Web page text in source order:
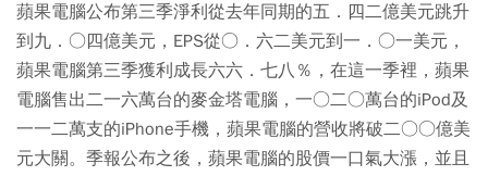
蘋果電腦公布第三季淨利從去年同期的五．四二億美元跳升
到九．○四億美元，EPS從○．六二美元到一．○一美元，
蘋果電腦第三季獲利成長六六．七八％，在這一季裡，蘋果
電腦售出二一六萬台的麥金塔電腦，一○二○萬台的iPod及
一一二萬支的iPhone手機，蘋果電腦的營收將破二○○億美
元大關。季報公布之後，蘋果電腦的股價一口氣大漲，並且